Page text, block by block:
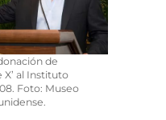
de
X’ al Instituto
Foto: Museo